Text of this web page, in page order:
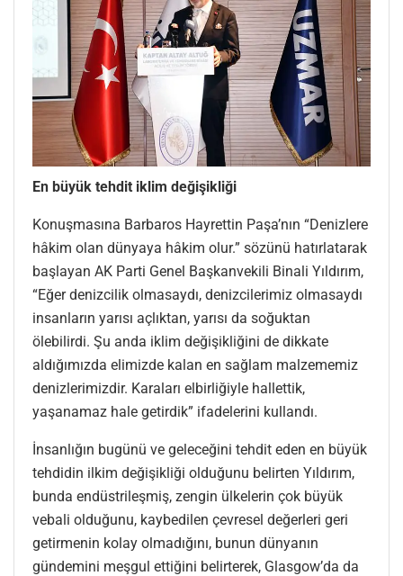
En büyük tehdit iklim değişikliği
Konuşmasına Barbaros Hayrettin Paşa’nın “Denizlere
hâkim olan dünyaya hâkim olur.” sözünü hatırlatarak
başlayan AK Parti Genel Başkanvekili Binali Yıldırım,
“Eğer denizcilik olmasaydı, denizcilerimiz olmasaydı
insanların yarısı açlıktan, yarısı da soğuktan
ölebilirdi. Şu anda iklim değişikliğini de dikkate
aldığımızda elimizde kalan en sağlam malzememiz
denizlerimizdir. Karaları elbirliğiyle hallettik,
yaşanamaz hale getirdik” ifadelerini kullandı.
İnsanlığın bugünü ve geleceğini tehdit eden en büyük
tehdidin ilkim değişikliği olduğunu belirten Yıldırım,
bunda endüstrileşmiş, zengin ülkelerin çok büyük
vebali olduğunu, kaybedilen çevresel değerleri geri
getirmenin kolay olmadığını, bunun dünyanın
gündemini meşgul ettiğini belirterek, Glasgow’da da